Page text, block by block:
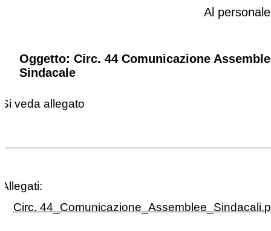
Al
Oggetto: Circ. 44 Comunicazione
Sindacale
Si veda allegato
Allegati:
Circ.